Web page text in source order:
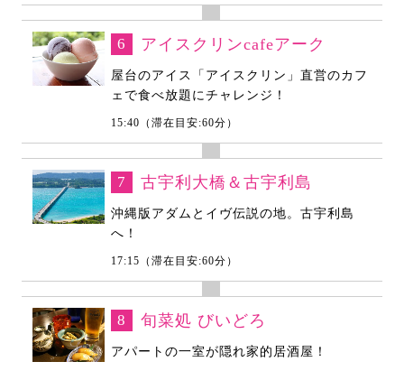
6 アイスクリンcafeアーク
屋台のアイス「アイスクリン」直営のカフ
ェで食べ放題にチャレンジ！
15:40（滞在目安:60分）
7 古宇利大橋＆古宇利島
沖縄版アダムとイヴ伝説の地。古宇利島
へ！
17:15（滞在目安:60分）
8 旬菜処 びいどろ
アパートの一室が隠れ家的居酒屋！